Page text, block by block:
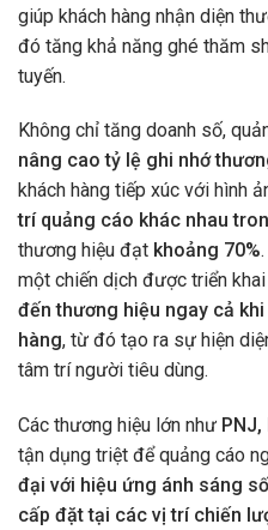
giúp khách hàng nhận diện
đó tăng khả năng ghé thăm
tuyến.
Không chỉ tăng doanh số,
nâng cao tỷ lệ ghi nhớ
khách hàng tiếp xúc với hình
trí quảng cáo khác nhau
thương hiệu đạt khoảng 70%
một chiến dịch được triển
đến thương hiệu ngay cả
hàng, từ đó tạo ra sự hiện
tâm trí người tiêu dùng.
Các thương hiệu lớn như
tận dụng triệt để quảng cáo
đại với hiệu ứng ánh sáng
cấp đặt tại các vị trí chiến